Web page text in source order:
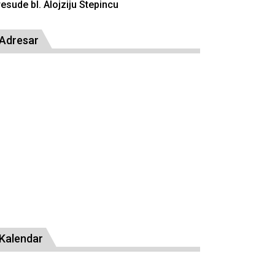
bl. Alojziju Stepincu